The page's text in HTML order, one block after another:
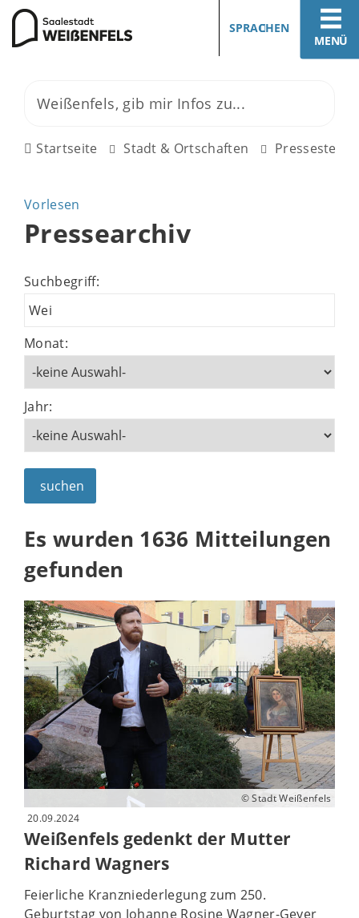
MENÜ
SPRACHEN
Startseite Stadt & Ortschaften Pressestelle
Vorlesen
Pressearchiv
Suchbegriff:
Monat:
Jahr:
suchen
Es wurden 1636 Mitteilungen
gefunden
© Stadt Weißenfels
20.09.2024
Weißenfels gedenkt der Mutter
Richard Wagners
Feierliche Kranzniederlegung zum 250.
Geburtstag von Johanne Rosine Wagner-Geyer